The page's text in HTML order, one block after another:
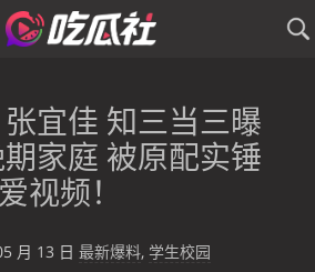
宜佳 知三当三曝
家庭 被原配实锤
视频！
月 13 日 最新爆料, 学生校园